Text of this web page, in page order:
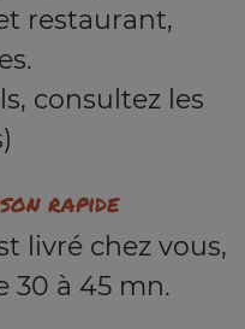
restaurant,
consultez les
rapide
livré chez vous,
30 à 45 mn.